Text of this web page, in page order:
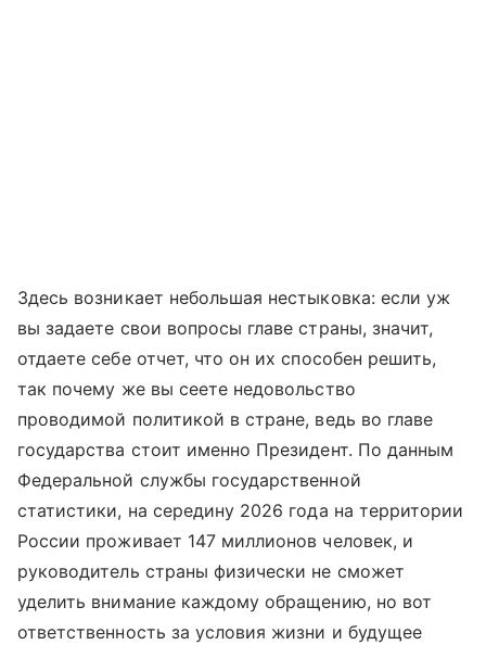
Здесь возникает небольшая нестыковка: если уж
вы задаете свои вопросы главе страны, значит,
отдаете себе отчет, что он их способен решить,
так почему же вы сеете недовольство
проводимой политикой в стране, ведь во главе
государства стоит именно Президент. По данным
Федеральной службы государственной
статистики, на середину 2026 года на территории
России проживает 147 миллионов человек, и
руководитель страны физически не сможет
уделить внимание каждому обращению, но вот
ответственность за условия жизни и будущее